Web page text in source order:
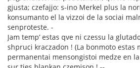
gjusta; czefajjo: s-ino Merkel plus la
konsumanto el la vizzoi de la sociai
senproteste. -
Jam temp’ estas qve ni czessu la
shpruci kraczadon ! (La bonmoto estas
permanentai mensongistoi medze en